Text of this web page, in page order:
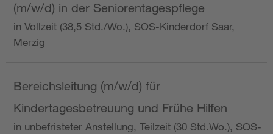
(m/w/d) in der Seniorentagespflege
in Vollzeit (38,5 Std./Wo.), SOS-Kinderdorf Saar,
Merzig
Bereichsleitung (m/w/d) für
Kindertagesbetreuung und Frühe Hilfen
in unbefristeter Anstellung, Teilzeit (30 Std.Wo.), SOS-